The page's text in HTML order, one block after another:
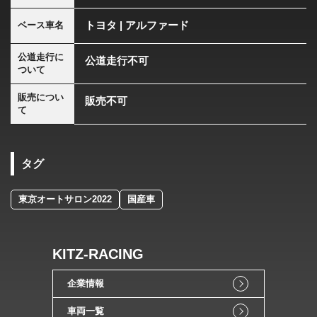
ベース車名 トヨタ | アルファード
公道走行に
ついて
公道走行不可
販売につい
て
販売不可
タグ
東京オートサロン2022 国産車
KITZ-RACING
企業情報
車両一覧